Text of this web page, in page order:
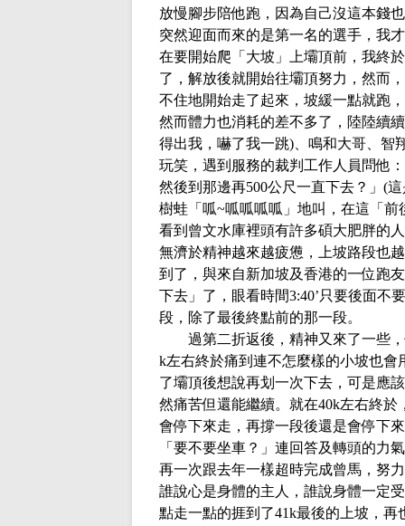
放慢腳步陪他跑，因為自己沒這本錢
突然迎面而來的是第一名的選手，我
在要開始爬「大坡」上壩頂前，我終
了，解放後就開始往壩頂努力，然而
不住地開始走了起來，坡緩一點就跑
然而體力也消耗的差不多了，陸陸續
得出我，嚇了我一跳) 、鳴和大哥、
玩笑，遇到服務的裁判工作人員問他
然後到那邊再500公尺一直下去？」 (這
樹蛙「呱~呱呱呱呱」地叫，在這「
看到曾文水庫裡頭有許多碩大肥胖的
無濟於精神越來越疲憊，上坡路段也
到了，與來自新加坡及香港的一位跑
下去」了，眼看時間3:40’只要後面不
段，除了最後終點前的那一段。
過第二折返後，精神又來了一些
k左右終於痛到連不怎麼樣的小坡也
了壩頂後想說再划一次下去，可是應
然痛苦但還能繼續。就在40k左右終於
會停下來走，再撐一段後還是會停下
「要不要坐車？」連回答及轉頭的力
再一次跟去年一樣超時完成曾馬，努
誰說心是身體的主人，誰說身體一定
點走一點的捱到了41k最後的上坡，再